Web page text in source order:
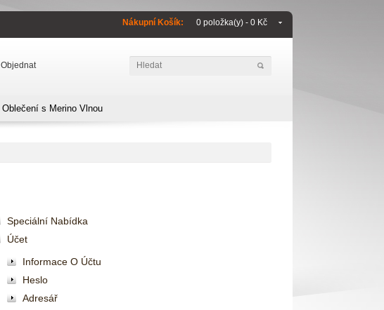
Nákupní Košík: 0 položka(y) - 0 Kč
Objednat
Oblečení s Merino Vlnou
Speciální Nabídka
Účet
Informace O Účtu
Heslo
Adresář